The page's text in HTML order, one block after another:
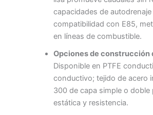
capacidades de autodrenaje
compatibilidad con E85,
en líneas de combustible.
Opciones de construcción
Disponible en PTFE
conductivo; tejido de acero
300 de capa simple o doble
estática y resistencia.